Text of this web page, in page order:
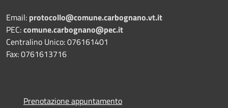
Email: protocollo@comune.carbognano.vt.it
PEC:comune.carbognano@pec.it
Centralino Unico: 076161401
Fax: 0761613716
Prenotazione appuntamento